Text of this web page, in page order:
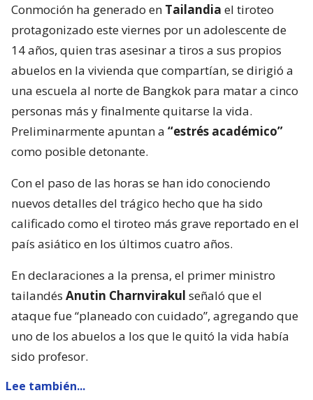
Conmoción ha generado en Tailandia el tiroteo
protagonizado este viernes por un adolescente de
14 años, quien tras asesinar a tiros a sus propios
abuelos en la vivienda que compartían, se dirigió a
una escuela al norte de Bangkok para matar a cinco
personas más y finalmente quitarse la vida.
Preliminarmente apuntan a “estrés académico”
como posible detonante.
Con el paso de las horas se han ido conociendo
nuevos detalles del trágico hecho que ha sido
calificado como el tiroteo más grave reportado en el
país asiático en los últimos cuatro años.
En declaraciones a la prensa, el primer ministro
tailandés Anutin Charnvirakul señaló que el
ataque fue “planeado con cuidado”, agregando que
uno de los abuelos a los que le quitó la vida había
sido profesor.
Lee también...